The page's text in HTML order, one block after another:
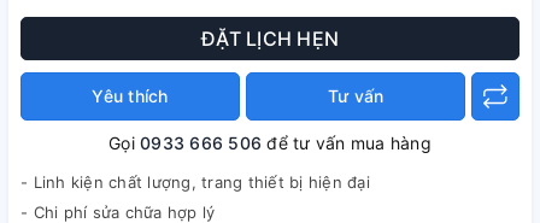
ĐẶT LỊCH HẸN
Yêu thích Tư vấn
Gọi0933 666 506 để tư vấn mua hàng
- Linh kiện chất lượng, trang thiết bị hiện đại
- Chi phí sửa chữa hợp lý